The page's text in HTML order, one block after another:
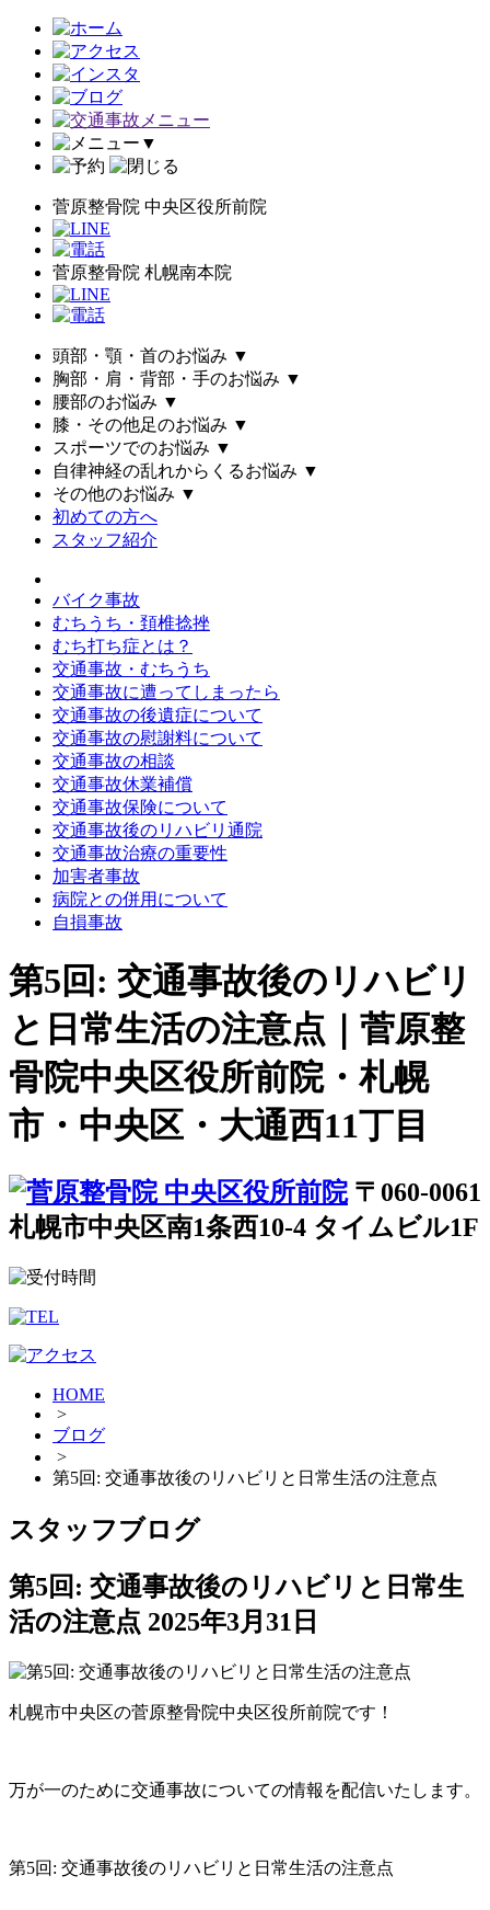
▼
菅原整骨院 中央区役所前院
菅原整骨院 札幌南本院
頭部・顎・首のお悩み ▼
胸部・肩・背部・手のお悩み ▼
腰部のお悩み ▼
膝・その他足のお悩み ▼
スポーツでのお悩み ▼
自律神経の乱れからくるお悩み ▼
その他のお悩み ▼
初めての方へ
スタッフ紹介
バイク事故
むちうち・頚椎捻挫
むち打ち症とは？
交通事故・むちうち
交通事故に遭ってしまったら
交通事故の後遺症について
交通事故の慰謝料について
交通事故の相談
交通事故休業補償
交通事故保険について
交通事故後のリハビリ通院
交通事故治療の重要性
加害者事故
病院との併用について
自損事故
第5回: 交通事故後のリハビリ
と日常生活の注意点｜菅原整
骨院中央区役所前院・札幌
市・中央区・大通西11丁目
〒060-0061
札幌市中央区南1条西10-4 タイムビル1F
HOME
>
ブログ
>
第5回: 交通事故後のリハビリと日常生活の注意点
スタッフブログ
第5回: 交通事故後のリハビリと日常生
活の注意点 2025年3月31日
札幌市中央区の菅原整骨院中央区役所前院です！
万が一のために交通事故についての情報を配信いたします。
第5回: 交通事故後のリハビリと日常生活の注意点